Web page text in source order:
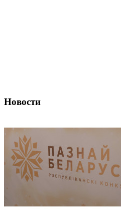
Новости